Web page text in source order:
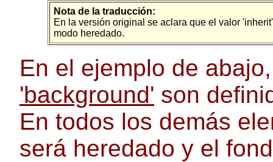
Nota de la traducción:
En la versión original se aclara que el valor
modo heredado.
En el ejemplo de
'background' son
En todos los demás
será heredado y el